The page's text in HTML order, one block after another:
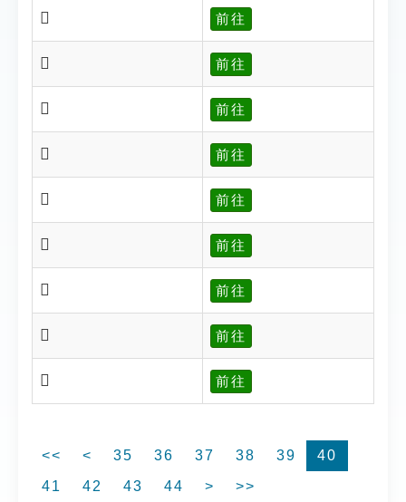
𨖉 前往
𨖊 前往
𨖋 前往
𨖌 前往
𨖍 前往
𨖎 前往
𨖏 前往
𨖐 前往
𨖓 前往
<< < 35 36 37 38 39
40
41
42 43 44 > >>